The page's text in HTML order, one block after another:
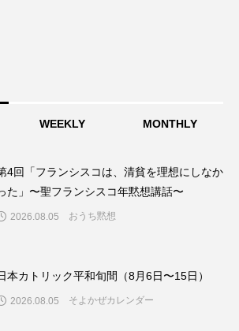
WEEKLY MONTHLY
4回「フランシスコは、清貧を理想にしなか
た」〜聖フランシスコ年黙想講話〜
2026.08.05 おうち黙想
本カトリック平和旬間（8月6日〜15日）
2026.08.05 そよかぜカレンダー